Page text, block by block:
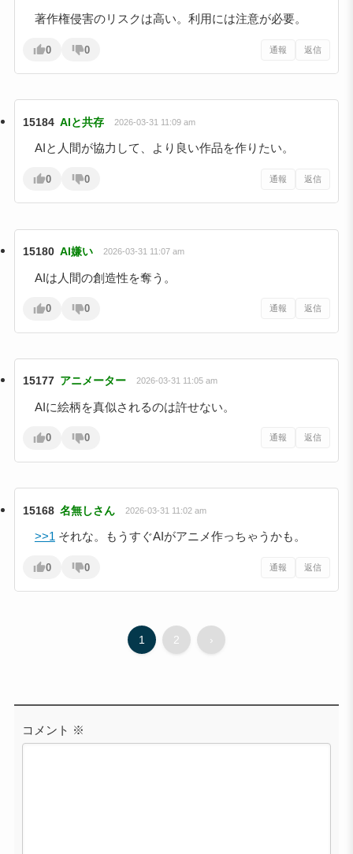
著作権侵害のリスクは高い。利用には注意が必要。
0 0 通報 返信
15184 AIと共存 2026-03-31 11:09 am
AIと人間が協力して、より良い作品を作りたい。
0 0 通報 返信
15180 AI嫌い 2026-03-31 11:07 am
AIは人間の創造性を奪う。
0 0 通報 返信
15177 アニメーター 2026-03-31 11:05 am
AIに絵柄を真似されるのは許せない。
0 0 通報 返信
15168 名無しさん 2026-03-31 11:02 am
>>1 それな。もうすぐAIがアニメ作っちゃうかも。
0 0 通報 返信
1 2 ›
コメント ※